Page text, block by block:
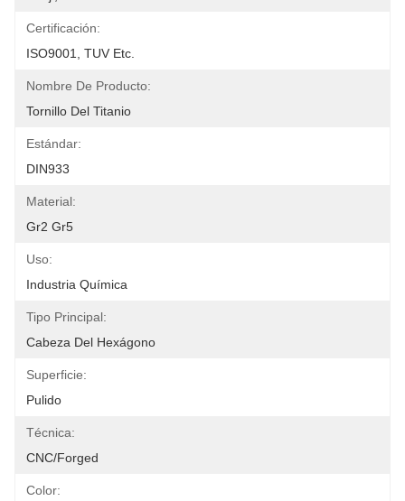
Certificación:
ISO9001, TUV Etc.
Nombre De Producto:
Tornillo Del Titanio
Estándar:
DIN933
Material:
Gr2 Gr5
Uso:
Industria Química
Tipo Principal:
Cabeza Del Hexágono
Superficie:
Pulido
Técnica:
CNC/Forged
Color: